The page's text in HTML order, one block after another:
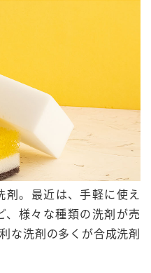
。最近は、手軽に使え
、様々な種類の洗剤が売
な洗剤の多くが合成洗剤